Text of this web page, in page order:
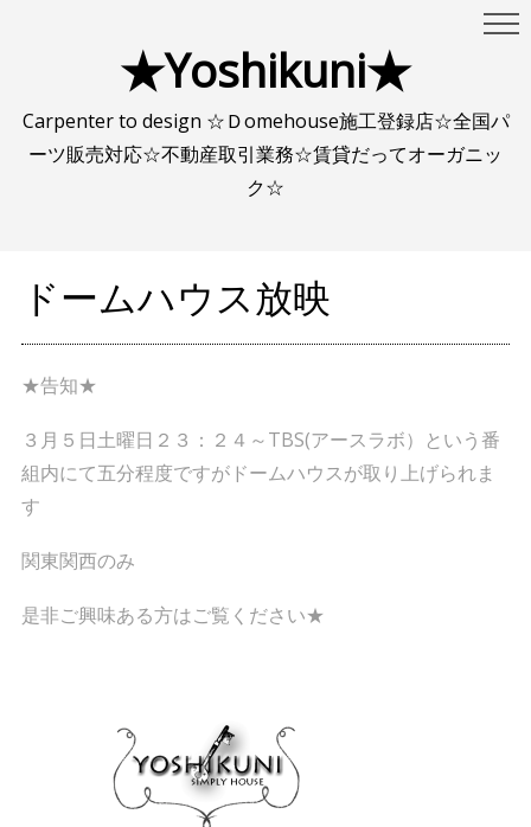
★Yoshikuni★
Carpenter to design ☆Ｄomehouse施工登録店☆全国パ
ーツ販売対応☆不動産取引業務☆賃貸だってオーガニッ
ク☆
ドームハウス放映
★告知★
３月５日土曜日２３：２４～TBS(アースラボ）という番
組内にて五分程度ですがドームハウスが取り上げられま
す
関東関西のみ
是非ご興味ある方はご覧ください★